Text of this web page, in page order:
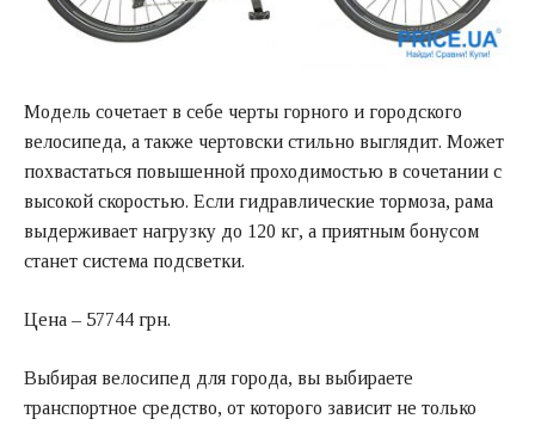
Модель сочетает в себе черты горного и городского
велосипеда, а также чертовски стильно выглядит. Может
похвастаться повышенной проходимостью в сочетании с
высокой скоростью. Если гидравлические тормоза, рама
выдерживает нагрузку до 120 кг, а приятным бонусом
станет система подсветки.
Цена – 57744 грн.
Выбирая велосипед для города, вы выбираете
транспортное средство, от которого зависит не только